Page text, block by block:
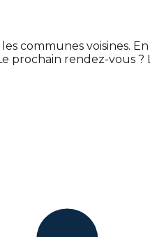
communes voisines.
prochain rendez-vous ?